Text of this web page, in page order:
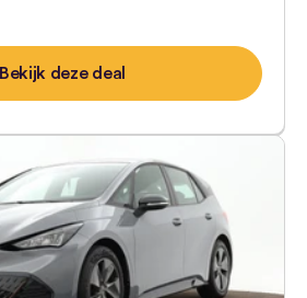
Bekijk deze deal